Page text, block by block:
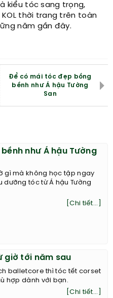
kiểu tóc sang trọng,
thời trang trên toàn
năm gần đây.
Để có mái tóc đẹp bồng
bềnh như Á hậu Tường
San
như Á hậu Tường
gì mà không học tập ngay
dưỡng tóc từ Á hậu Tường
[Chi tiết...]
giờ tới năm sau
balletcore thì tóc tết corset
hợp dành với bạn.
[Chi tiết...]